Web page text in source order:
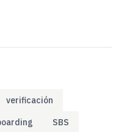
verificación
SBS